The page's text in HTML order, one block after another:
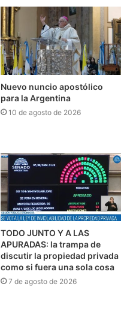
Nuevo nuncio apostólico
para la Argentina
10 de agosto de 2026
TODO JUNTO Y A LAS
APURADAS: la trampa de
discutir la propiedad privada
como si fuera una sola cosa
7 de agosto de 2026